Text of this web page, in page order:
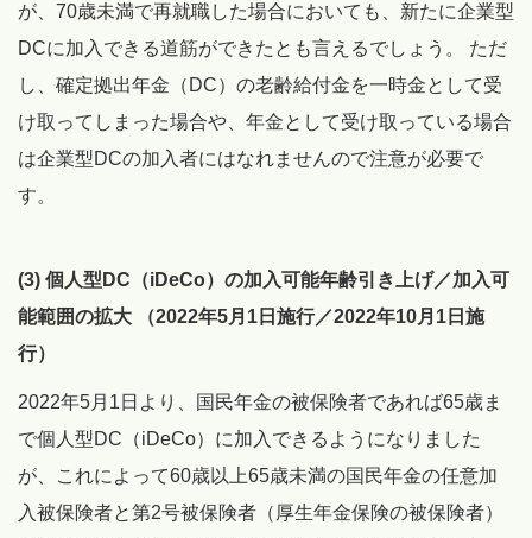
が、70歳未満で再就職した場合においても、新たに企業型
DCに加入できる道筋ができたとも言えるでしょう。 ただ
し、確定拠出年金（DC）の老齢給付金を一時金として受
け取ってしまった場合や、年金として受け取っている場合
は企業型DCの加入者にはなれませんので注意が必要で
す。
(3) 個人型DC（iDeCo）の加入可能年齢引き上げ／加入可
能範囲の拡大 （2022年5月1日施行／2022年10月1日施
行）
2022年5月1日より、国民年金の被保険者であれば65歳ま
で個人型DC（iDeCo）に加入できるようになりました
が、これによって60歳以上65歳未満の国民年金の任意加
入被保険者と第2号被保険者（厚生年金保険の被保険者）